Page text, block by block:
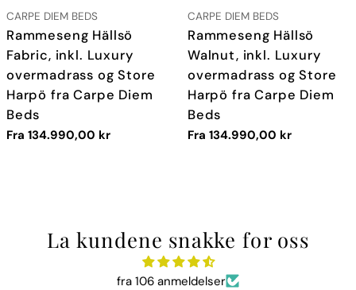
LEVERANDØR:
CARPE DIEM BEDS
TYPE:
Rammeseng Hällsö
Fabric, inkl. Luxury
overmadrass og Store
Harpö fra Carpe Diem
Beds
Vanlig
Fra 134.990,00 kr
LEVERANDØR:
CARPE DIEM BEDS
TYPE:
Rammeseng Hällsö
Walnut, inkl. Luxury
overmadrass og Store
Harpö fra Carpe Diem
Beds
Vanlig
Fra 134.990,00 kr
La kundene snakke for oss
fra 106 anmeldelser